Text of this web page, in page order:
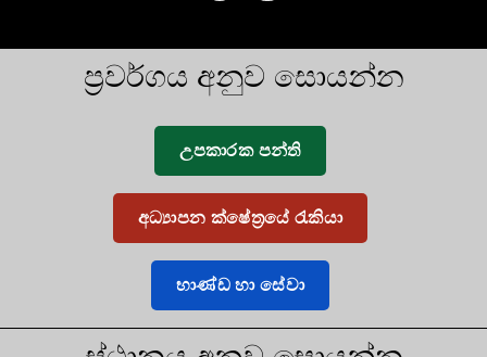
ප්‍රවර්ගය අනුව සොයන්න
උපකාරක පන්ති
අධ්‍යාපන ක්ෂේත්‍රයේ රැකියා
භාණ්ඩ හා සේවා